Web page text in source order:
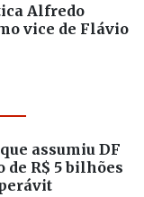
Alfredo
vice de Flávio
assumiu DF
de R$ 5 bilhões